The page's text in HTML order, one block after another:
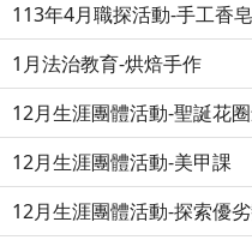
113年4月職探活動-手工香皂
1月法治教育-烘焙手作
12月生涯團體活動-聖誕花
12月生涯團體活動-美甲課
12月生涯團體活動-探索優